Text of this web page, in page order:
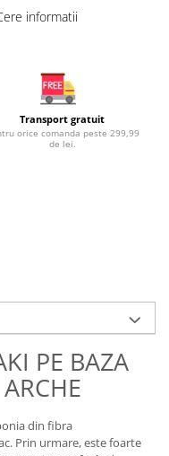
informatii
Transport gratuit
orice comanda peste 299,99
de lei.
PE BAZA
din fibra
Prin urmare, este foarte